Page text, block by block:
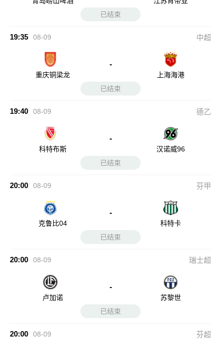
已结束
19:35 08-09 中超
重庆铜梁龙
-
上海海港
已结束
19:40 08-09 德乙
科特布斯
-
汉诺威96
已结束
20:00 08-09 芬甲
克鲁比04
-
科特卡
已结束
20:00 08-09 瑞士超
卢加诺
-
苏黎世
已结束
20:00 08-09 芬超